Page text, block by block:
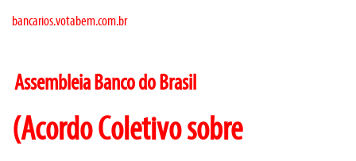
bancarios.votabem.com.br
Assembleia Banco do Brasil
(Acordo Coletivo sobre